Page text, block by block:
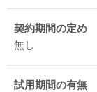
契約期間の定め
無し
試用期間の有無